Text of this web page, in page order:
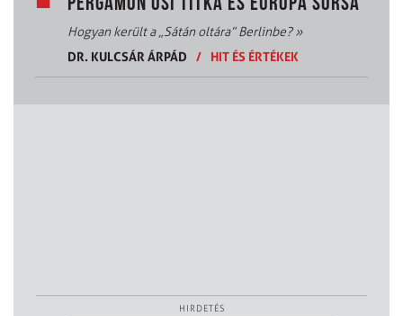
Hogyan került a „Sátán oltára” Berlinbe?»
DR. KULCSÁR ÁRPÁD
/ HIT ÉS ÉRTÉKEK
HIRDETÉS